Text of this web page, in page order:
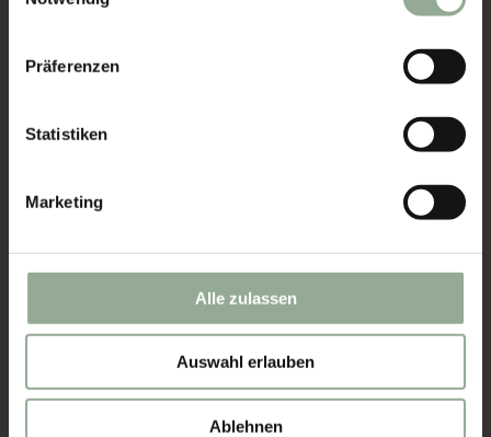
Präferenzen
Statistiken
Marketing
Alle zulassen
Auswahl erlauben
Ablehnen